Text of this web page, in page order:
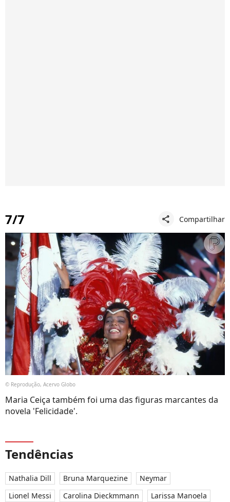
7/7 share Compartilhar
© Reprodução, Acervo Globo
Maria Ceiça também foi uma das figuras marcantes da
novela 'Felicidade'.
Tendências
Nathalia Dill Bruna Marquezine
Neymar
Lionel Messi
Carolina Dieckmmann
Larissa Manoela